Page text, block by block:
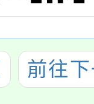
前往